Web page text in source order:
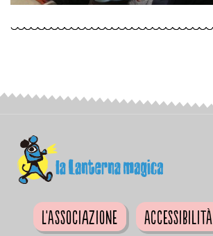
L'Associazione Accessibilità